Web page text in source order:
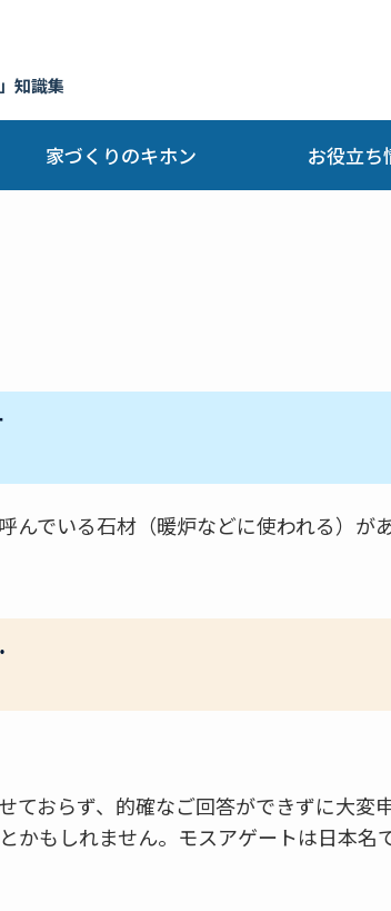
知識集
家づくりのキホン お役立ち
んでいる石材（暖炉などに使われる）が
ておらず、的確なご回答ができずに大変
かもしれません。モスアゲートは日本名